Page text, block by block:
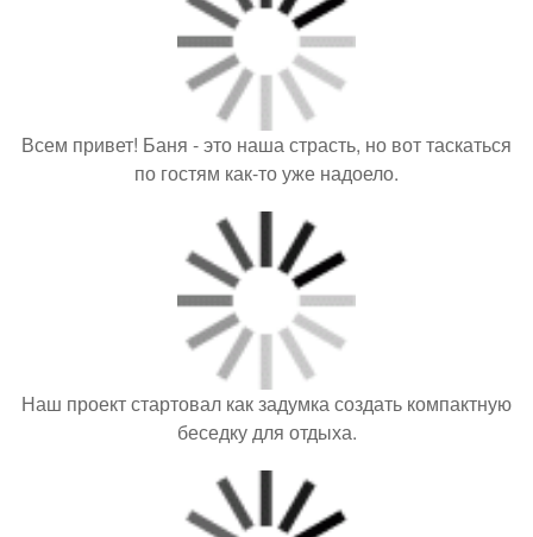
Всем привет! Баня - это наша страсть, но вот таскаться
по гостям как-то уже надоело.
Наш проект стартовал как задумка создать компактную
беседку для отдыха.